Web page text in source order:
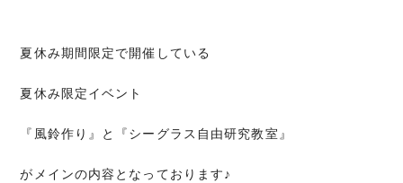
夏休み期間限定で開催している
夏休み限定イベント
『風鈴作り』と『シーグラス自由研究教室』
がメインの内容となっております♪